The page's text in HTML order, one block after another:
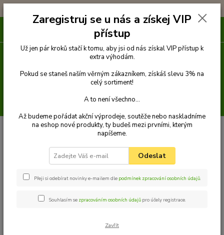
Venčení Obojky Obojky z velurové kůže
Obojek z velurové
Palkar obojek z velurové kůže pro psy 35 cm x 16 mm zelená
Palkar obojek z velurové kůže pro
psy 35 cm x 16 mm zelená
Zaregistruj se u nás a získej VIP
přístup
Už jen pár kroků stačí k tomu, aby jsi od nás získal VIP přístup k
extra výhodám.
Pokud se staneš naším věrným zákazníkem, získáš slevu 3% na
celý sortiment!
A to není všechno...
Až budeme pořádat akční výprodeje, soutěže nebo naskladníme
na eshop nové produkty, ty budeš mezi prvními, kterým
napíšeme.
Odeslat
Přeji si odebírat novinky e-mailem dle podmínek zpracování osobních údajů.
Souhlasím se zpracováním osobních údajů pro účely registrace.
Zavřít